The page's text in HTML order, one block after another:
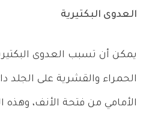
العدوى البكتيرية
يمكن أن تسبب العدوى
الحمراء والقشرية على الجلد
الأمامي من فتحة الأنف، وهذه